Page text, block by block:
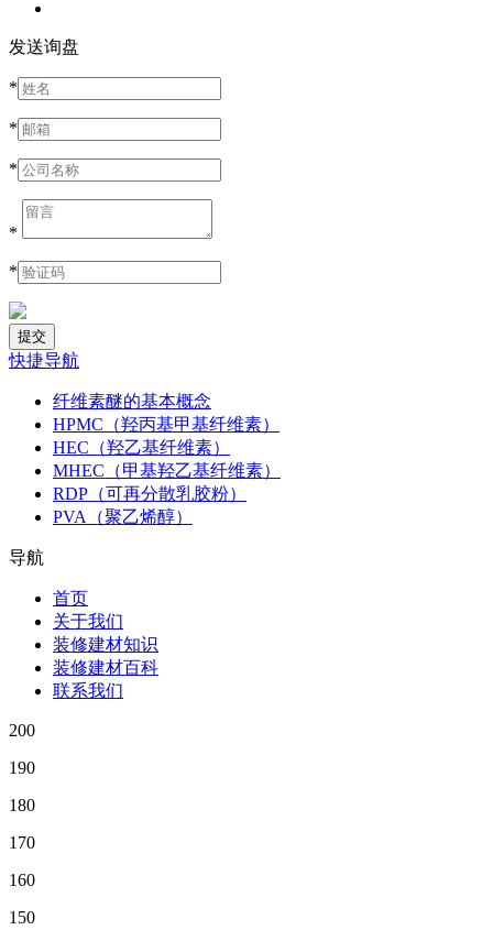
发送询盘
*
*
*
*
*
快捷导航
纤维素醚的基本概念
HPMC（羟丙基甲基纤维素）
HEC（羟乙基纤维素）
MHEC（甲基羟乙基纤维素）
RDP（可再分散乳胶粉）
PVA（聚乙烯醇）
导航
首页
关于我们
装修建材知识
装修建材百科
联系我们
200
190
180
170
160
150